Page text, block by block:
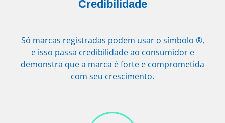
Credibilidade
Só marcas registradas podem usar o símbolo ®,
e isso passa credibilidade ao consumidor e
demonstra que a marca é forte e comprometida
com seu crescimento.